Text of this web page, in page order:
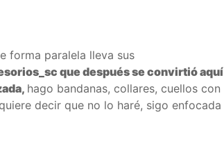
forma paralela lleva sus
que después se convirtió aquí
hago bandanas, collares, cuellos con
decir que no lo haré, sigo enfocada